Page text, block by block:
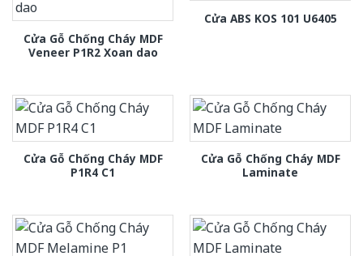
Cửa Gỗ Chống Cháy MDF
Veneer P1R2 Xoan dao
Cửa ABS KOS 101 U6405
Cửa Gỗ Chống Cháy MDF
P1R4 C1
Cửa Gỗ Chống Cháy MDF
Laminate